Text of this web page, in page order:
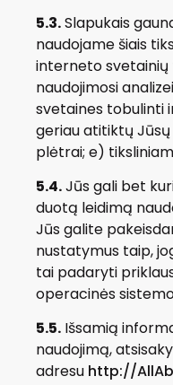
5.3.Slapukais
naudojame šiais
interneto
naudojimosi
svetaines tobulinti
geriau atitiktų
plėtrai; e)
5.4.Jūs gali bet
duotą leidimą
Jūs galite
nustatymus taip,
tai padaryti
operacinės
5.5. Išsamią
naudojimą,
adresu http://